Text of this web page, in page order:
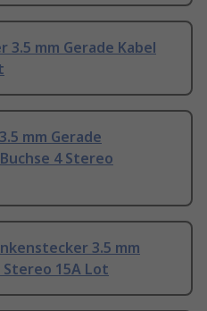
mm Gerade Kabel
mm Gerade
4 Stereo
3.5 mm
Stereo 15A Lot